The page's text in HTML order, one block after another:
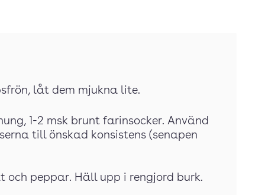
låt dem mjukna lite.
1-2 msk brunt farinsocker. Använd
till önskad konsistens (senapen
och peppar. Häll upp i rengjord burk.